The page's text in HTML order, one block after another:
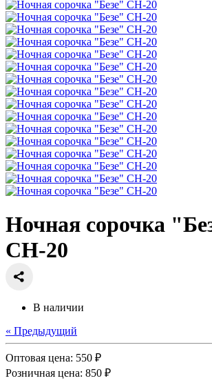
Ночная сорочка
СН-20
В наличии
« Предыдущий
Оптовая цена: 550 ₽
Розничная цена: 850 ₽